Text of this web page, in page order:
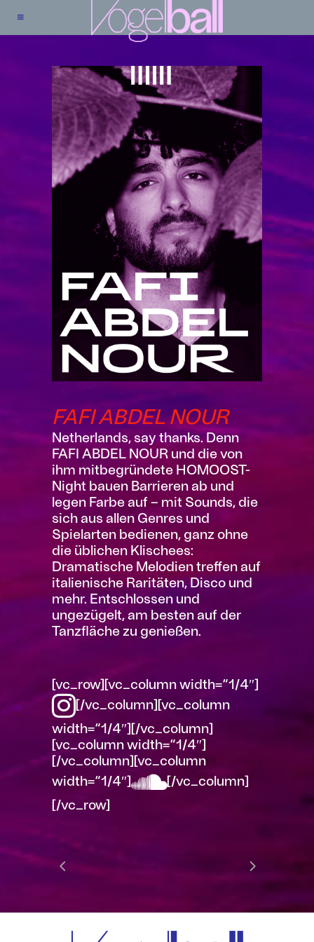
FAFI ABDEL NOUR
Netherlands, say thanks. Denn
FAFI ABDEL NOUR und die von
ihm mitbegründete HOMOOST-
Night bauen Barrieren ab und
legen Farbe auf – mit Sounds, die
sich aus allen Genres und
Spielarten bedienen, ganz ohne
die üblichen Klischees:
Dramatische Melodien treffen auf
italienische Raritäten, Disco und
mehr. Entschlossen und
ungezügelt, am besten auf der
Tanzfläche zu genießen.
[vc_row][vc_column width=“1/4″]
[/vc_column][vc_column
width=“1/4″][/vc_column]
[vc_column width=“1/4″]
[/vc_column][vc_column
width=“1/4″]
[/vc_column]
[/vc_row]